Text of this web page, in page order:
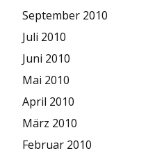
September 2010
Juli 2010
Juni 2010
Mai 2010
April 2010
März 2010
Februar 2010